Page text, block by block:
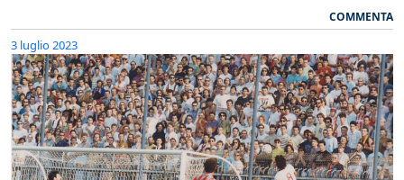
COMMENTA
3 luglio 2023